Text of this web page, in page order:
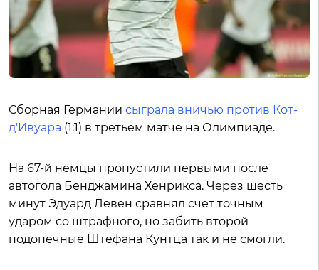
Сборная Германии сыграла вничью против Кот-
д'Ивуара (1:1) в третьем матче на Олимпиаде.
На 67-й немцы пропустили первыми после
автогола Бенджамина Хенрикса. Через шесть
минут Эдуард Левен сравнял счет точным
ударом со штрафного, но забить второй
подопечные Штефана Кунтца так и не смогли.